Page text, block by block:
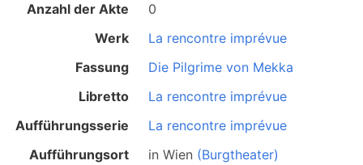
Anzahl der Akte
0
Werk
La rencontre imprévue
Fassung
Die Pilgrime von Mekka
Libretto
La rencontre imprévue
Aufführungsserie
La rencontre imprévue
Aufführungsort
inWien (Burgtheater)